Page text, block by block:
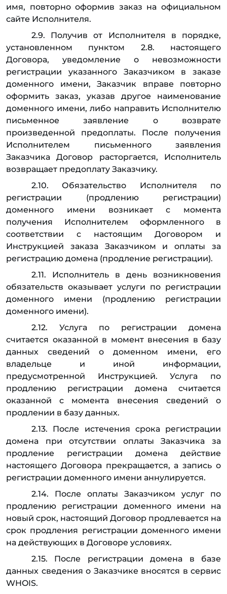
имя, повторно оформив заказ на официальном
сайте Исполнителя.
2.9. Получив от Исполнителя в порядке,
установленном пунктом 2.8. настоящего
Договора, уведомление о невозможности
регистрации указанного Заказчиком в заказе
доменного имени, Заказчик вправе повторно
оформить заказ, указав другое наименование
доменного имени, либо направить Исполнителю
письменное заявление о возврате
произведенной предоплаты. После получения
Исполнителем письменного заявления
Заказчика Договор расторгается, Исполнитель
возвращает предоплату Заказчику.
2.10. Обязательство Исполнителя по
регистрации (продлению регистрации)
доменного имени возникает с момента
получения Исполнителем оформленного в
соответствии с настоящим Договором и
Инструкцией заказа Заказчиком и оплаты за
регистрацию домена (продление регистрации).
2.11. Исполнитель в день возникновения
обязательств оказывает услуги по регистрации
доменного имени (продлению регистрации
доменного имени).
2.12. Услуга по регистрации домена
считается оказанной в момент внесения в базу
данных сведений о доменном имени, его
владельце и иной информации,
предусмотренной Инструкцией. Услуга по
продлению регистрации домена считается
оказанной с момента внесения сведений о
продлении в базу данных.
2.13. После истечения срока регистрации
домена при отсутствии оплаты Заказчика за
продление регистрации домена действие
настоящего Договора прекращается, а запись о
регистрации доменного имени аннулируется.
2.14. После оплаты Заказчиком услуг по
продлению регистрации доменного имени на
новый срок, настоящий Договор продлевается на
срок продления регистрации доменного имени
на действующих в Договоре условиях.
2.15. После регистрации домена в базе
данных сведения о Заказчике вносятся в сервис
WHOIS.